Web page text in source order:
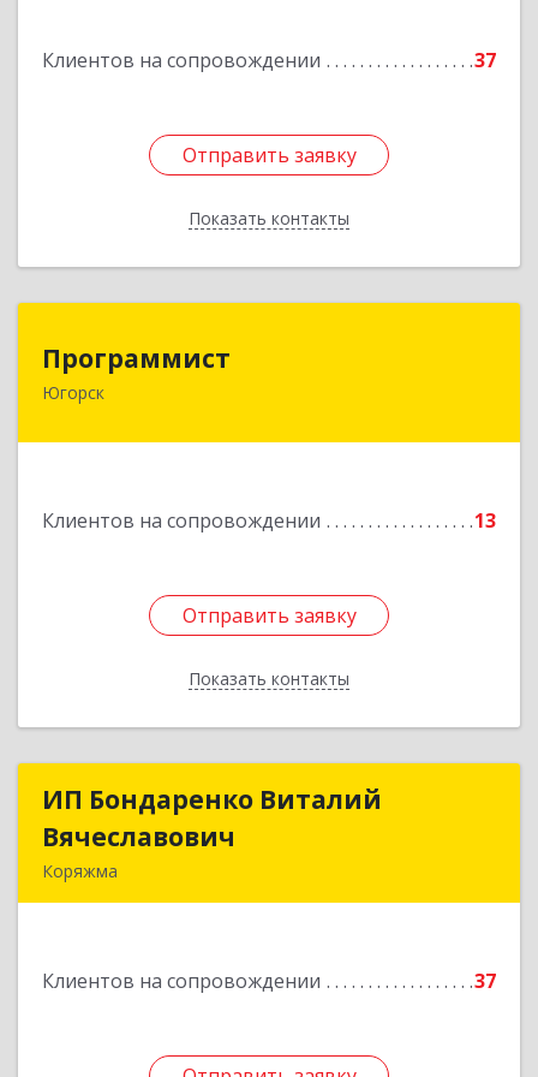
Клиентов на сопровождении 37
Отправить заявку
Показать контакты
Отправить заявку
Назад
Программист
Югорск
Клиентов на сопровождении 13
Отправить заявку
Показать контакты
628264, Ханты-Мансийский Автономный округ
Подробнее
Отправить заявку
Назад
ИП Бондаренко Виталий
Вячеславович
Коряжма
Клиентов на сопровождении 37
ИП Бондаренко Виталий
Подробнее